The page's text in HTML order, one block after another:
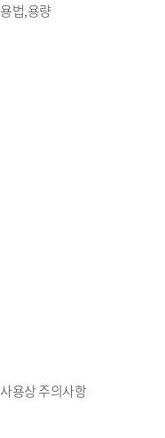
용법,용량
사용상 주의사항